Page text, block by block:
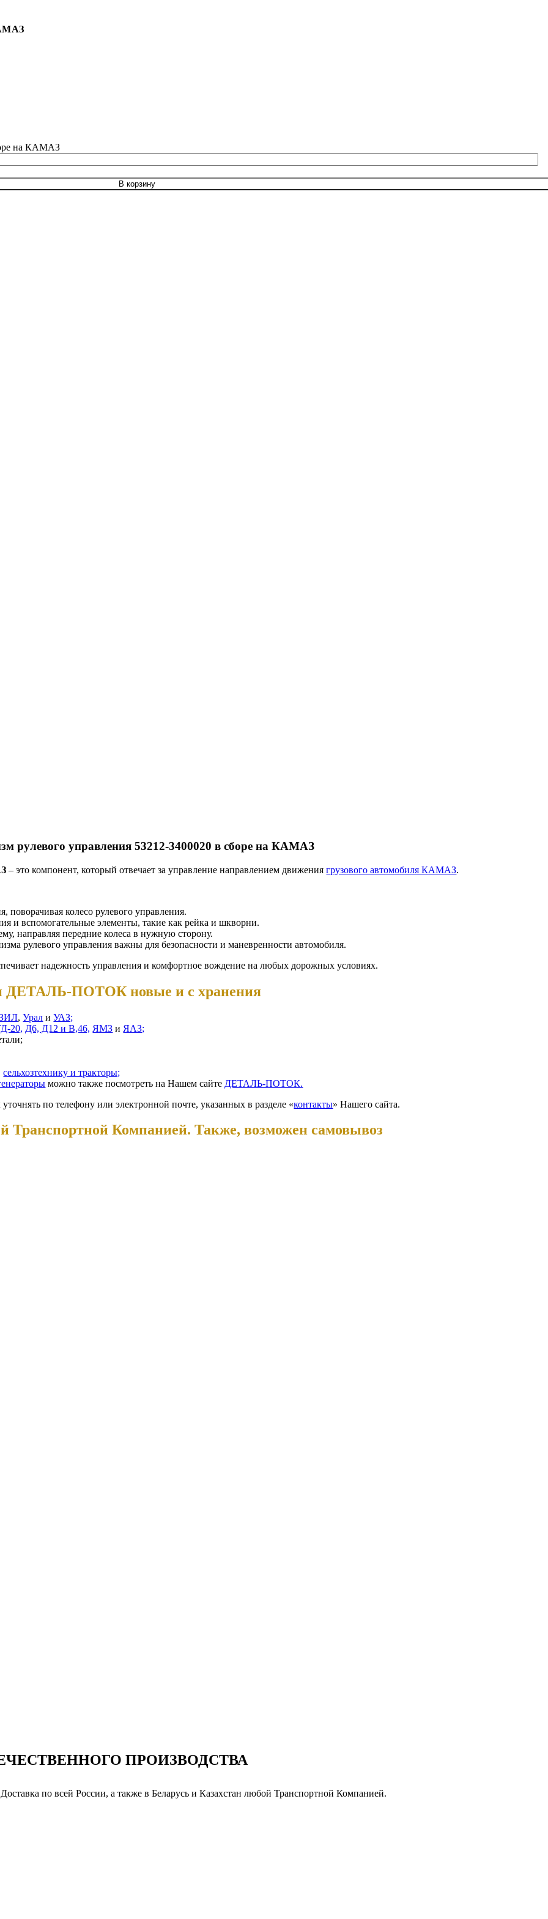
на КАМАЗ
В корзину
рулевого управления 53212-3400020 в сборе на КАМАЗ
– это компонент, который отвечает за управление направлением движениягрузового автомобиля КАМАЗ.
поворачивая колесо рулевого управления.
и вспомогательные элементы, такие как рейка и шкворни.
направляя передние колеса в нужную сторону.
рулевого управления важны для безопасности и маневренности автомобиля.
надежность управления и комфортное вождение на любых дорожных условиях.
ДЕТАЛЬ-ПОТОК новые и с хранения
,Урал иУАЗ;
20, Д6, Д12 и В,46, ЯМЗ и ЯАЗ;
сельхозтехнику и тракторы;
можно также посмотреть на Нашем сайте ДЕТАЛЬ-ПОТОК.
по телефону или электронной почте, указанных в разделе «контакты» Нашего сайта.
Транспортной Компанией. Также, возможен самовывоз
ПРОИЗВОДСТВА
по всей России, а также в Беларусь и Казахстан любой Транспортной Компанией.